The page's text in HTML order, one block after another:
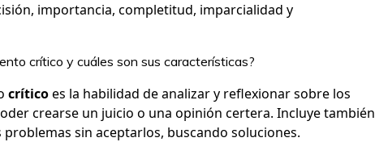
importancia, completitud, imparcialidad y
crítico y cuáles son sus características?
críticoes la habilidad de analizar y reflexionar sobre los
crearse un juicio o una opinión certera. Incluye también
sin aceptarlos, buscando soluciones.